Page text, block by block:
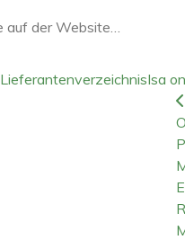
LieferantenverzeichnisIsa